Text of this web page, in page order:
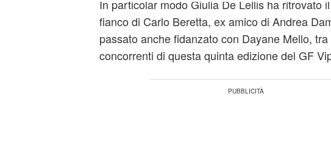
In particolar modo Giulia De Lellis ha ritrovato
fianco di Carlo Beretta, ex amico di Andrea
passato anche fidanzato con Dayane Mello, tra
concorrenti di questa quinta edizione del GF